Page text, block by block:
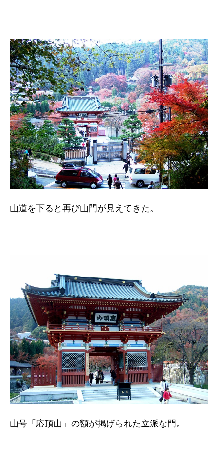
山道を下ると再び山門が見えてきた。
山号「応頂山」の額が掲げられた立派な門。